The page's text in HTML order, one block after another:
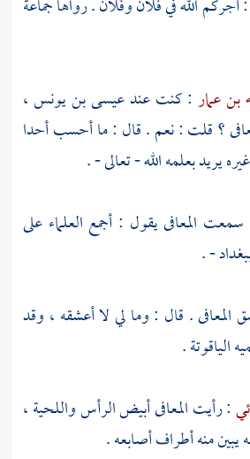
الله في فلان وفلان . رواها جماعة
بن عمار : كنت عندعيسى بن يونس،
؟ قلت : نعم . قال : ما أحسب أحدا
يريد بعلمه الله - تعالى - .
سمعت المعافىيقول : أجمع العلماء على
- .
المعافى. قال : وما لي لا أعشقه ، وقد
الياقوتة .
: رأيتالمعافىأبيض الرأس واللحية ،
منه أطراف أصابعه .